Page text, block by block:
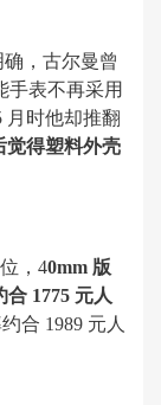
确，古尔曼曾
手表不再采用
月时他却推翻
觉得塑料外壳
，40mm 版
1775 元人
合 1989 元人